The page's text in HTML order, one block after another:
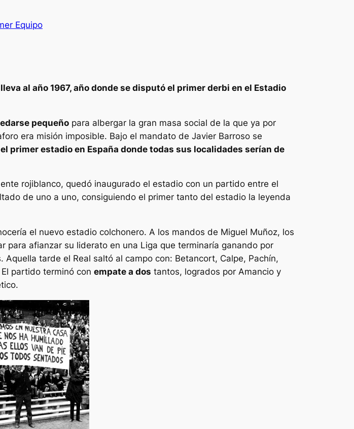
Equipo
lleva al año 1967, año donde se disputó el primer derbi en el Estadio
pequeño para albergar la gran masa social de la que ya por
era misión imposible. Bajo el mandato de Javier Barroso se
el primer estadio en España donde todas sus localidades serían de
rojiblanco, quedó inaugurado el estadio con un partido entre el
de uno a uno, consiguiendo el primer tanto del estadio la leyenda
el nuevo estadio colchonero. A los mandos de Miguel Muñoz, los
para afianzar su liderato en una Liga que terminaría ganando por
tarde el Real saltó al campo con: Betancort, Calpe, Pachín,
partido terminó con empate a dos tantos, logrados por Amancio y